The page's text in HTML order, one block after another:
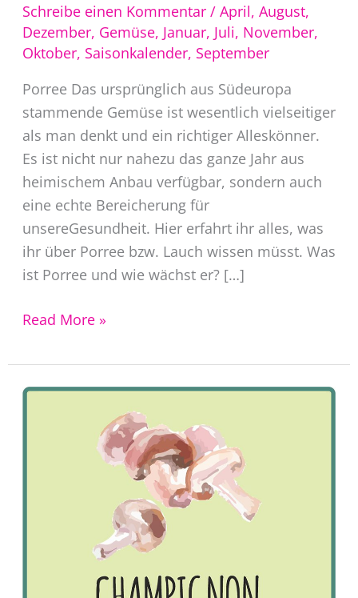
Schreibe einen Kommentar / April, August,
Dezember, Gemüse, Januar, Juli, November,
Oktober, Saisonkalender, September
Porree Das ursprünglich aus Südeuropa
stammende Gemüse ist wesentlich vielseitiger
als man denkt und ein richtiger Alleskönner.
Es ist nicht nur nahezu das ganze Jahr aus
heimischem Anbau verfügbar, sondern auch
eine echte Bereicherung für
unsereGesundheit. Hier erfahrt ihr alles, was
ihr über Porree bzw. Lauch wissen müsst. Was
ist Porree und wie wächst er? […]
Saisonkalender
Porree
–
Read More »